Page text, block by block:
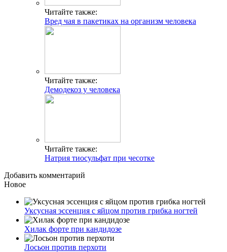
Читайте также:
Вред чая в пакетиках на организм человека
Читайте также:
Демодекоз у человека
Читайте также:
Натрия тиосульфат при чесотке
Добавить комментарий
Новое
Уксусная эссенция с яйцом против грибка ногтей
Хилак форте при кандидозе
Лосьон против перхоти